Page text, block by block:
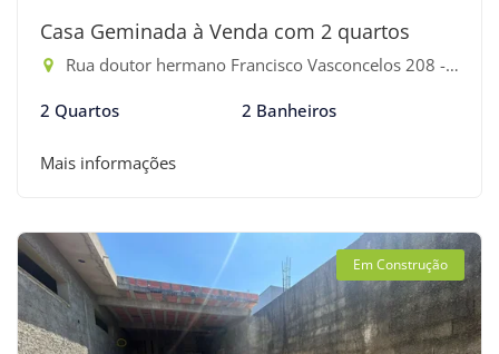
Casa Geminada à Venda com 2 quartos
Rua doutor hermano Francisco Vasconcelos 208 - Jardim Rafael, Bertioga-SP
2 Quartos 2 Banheiros
Mais informações
Em Construção